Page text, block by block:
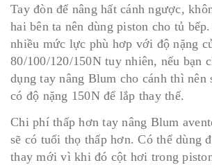
Tay đòn để nâng hất cánh ngược,
hai bên ta nên dùng piston cho tủ
nhiều mức lực phù hơp với độ nặng
80/100/120/150N tuy nhiên, nếu bạn
dụng tay nâng Blum cho cánh thì nên
có độ nặng 150N để lắp thay thế.
Chi phí thấp hơn tay nâng Blum
sẽ có tuổi thọ thấp hơn. Có thể dùng
thay mới vì khi đó cột hơi trong